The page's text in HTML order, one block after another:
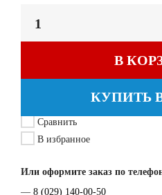
В
КУПИТЬ
Сравнить
В избранное
Или оформите заказ по
— 8 (029) 140-00-50